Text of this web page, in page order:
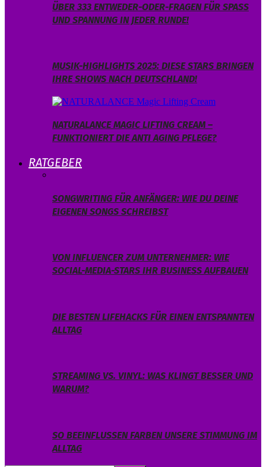
ÜBER 333 ENTWEDER-ODER-FRAGEN FÜR SPASS U
ND SPANNUNG IN JEDER RUNDE!
MUSIK-HIGHLIGHTS 2025: DIESE STARS BRINGEN
IHRE SHOWS NACH DEUTSCHLAND!
NATURALANCE MAGIC LIFTING CREAM –
FUNKTIONIERT DIE ANTI AGING PFLEGE?
RATGEBER
SONGWRITING FÜR ANFÄNGER: WIE DU DEINE
EIGENEN SONGS SCHREIBST
VON INFLUENCER ZUM UNTERNEHMER: WIE
SOCIAL-MEDIA-STARS IHR BUSINESS AUFBAUEN
DIE BESTEN LIFEHACKS FÜR EINEN ENTSPANNTEN
ALLTAG
STREAMING VS. VINYL: WAS KLINGT BESSER UND
WARUM?
SO BEEINFLUSSEN FARBEN UNSERE STIMMUNG IM
ALLTAG